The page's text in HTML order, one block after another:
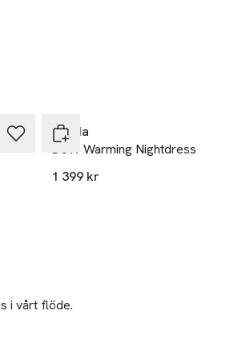
Calida
DSW Warming Nightdress
1 399 kr
i vårt flöde.